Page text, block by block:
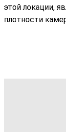
этой локации,
плотности